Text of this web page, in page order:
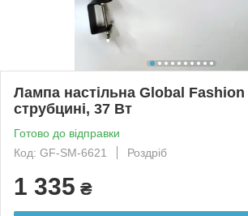
Лампа настільна Global Fashion
струбцині, 37 Вт
Готово до відправки
Код: GF-SM-6621
Роздріб
1 335 ₴